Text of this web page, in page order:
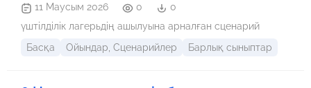
11 Маусым 2026 0
0
үштілділік лагерьдің ашылуына арналған сценарий
Басқа
Ойындар, Сценарийлер Барлық сыныптар